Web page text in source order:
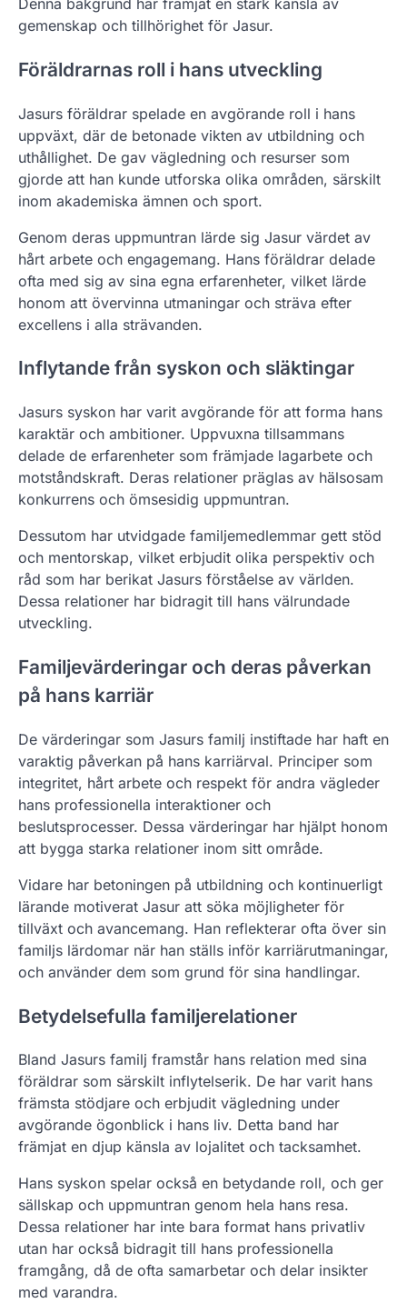
Denna bakgrund har främjat en stark känsla av
gemenskap och tillhörighet för Jasur.
Föräldrarnas roll i hans utveckling
Jasurs föräldrar spelade en avgörande roll i hans
uppväxt, där de betonade vikten av utbildning och
uthållighet. De gav vägledning och resurser som
gjorde att han kunde utforska olika områden, särskilt
inom akademiska ämnen och sport.
Genom deras uppmuntran lärde sig Jasur värdet av
hårt arbete och engagemang. Hans föräldrar delade
ofta med sig av sina egna erfarenheter, vilket lärde
honom att övervinna utmaningar och sträva efter
excellens i alla strävanden.
Inflytande från syskon och släktingar
Jasurs syskon har varit avgörande för att forma hans
karaktär och ambitioner. Uppvuxna tillsammans
delade de erfarenheter som främjade lagarbete och
motståndskraft. Deras relationer präglas av hälsosam
konkurrens och ömsesidig uppmuntran.
Dessutom har utvidgade familjemedlemmar gett stöd
och mentorskap, vilket erbjudit olika perspektiv och
råd som har berikat Jasurs förståelse av världen.
Dessa relationer har bidragit till hans välrundade
utveckling.
Familjevärderingar och deras påverkan
på hans karriär
De värderingar som Jasurs familj instiftade har haft en
varaktig påverkan på hans karriärval. Principer som
integritet, hårt arbete och respekt för andra vägleder
hans professionella interaktioner och
beslutsprocesser. Dessa värderingar har hjälpt honom
att bygga starka relationer inom sitt område.
Vidare har betoningen på utbildning och kontinuerligt
lärande motiverat Jasur att söka möjligheter för
tillväxt och avancemang. Han reflekterar ofta över sin
familjs lärdomar när han ställs inför karriärutmaningar,
och använder dem som grund för sina handlingar.
Betydelsefulla familjerelationer
Bland Jasurs familj framstår hans relation med sina
föräldrar som särskilt inflytelserik. De har varit hans
främsta stödjare och erbjudit vägledning under
avgörande ögonblick i hans liv. Detta band har
främjat en djup känsla av lojalitet och tacksamhet.
Hans syskon spelar också en betydande roll, och ger
sällskap och uppmuntran genom hela hans resa.
Dessa relationer har inte bara format hans privatliv
utan har också bidragit till hans professionella
framgång, då de ofta samarbetar och delar insikter
med varandra.